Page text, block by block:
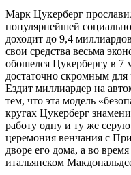
Марк Цукерберг
популярнейшей
доходит до 9,4
свои средства весьма
обошелся Цукербергу в 7
достаточно скромным для
Ездит миллиардер на
тем, что эта модель
кругах Цукерберг
работу одну и ту же
церемония венчания с
дворе его дома, а во
итальянском